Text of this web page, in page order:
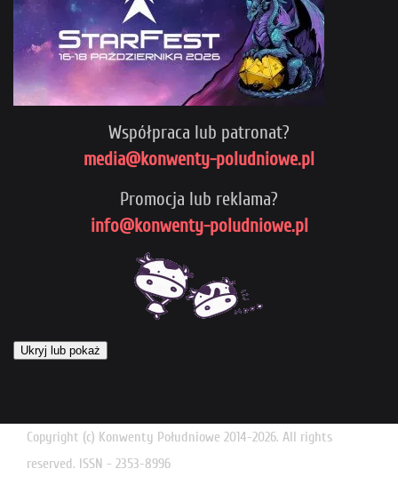
Współpraca lub patronat?
media@konwenty-poludniowe.pl
Promocja lub reklama?
info@konwenty-poludniowe.pl
Ukryj lub pokaż
Copyright (c) Konwenty Południowe 2014-2026. All rights
reserved. ISSN - 2353-8996